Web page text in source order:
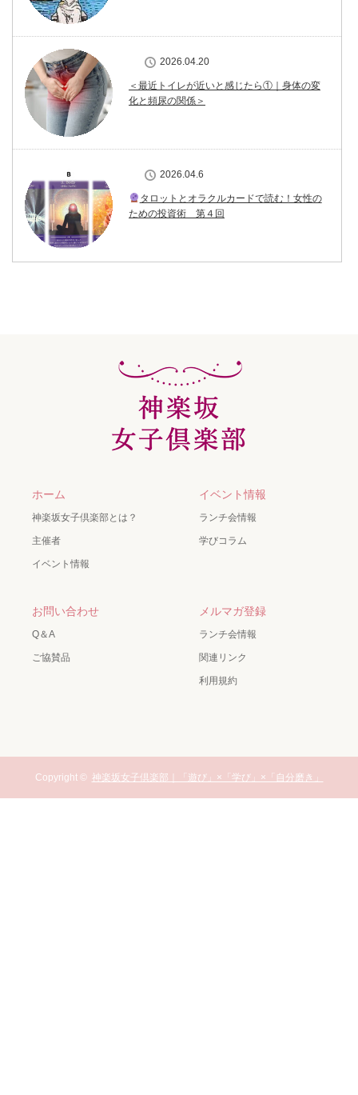
2026.04.20
＜最近トイレが近いと感じたら①｜身体の変
化と頻尿の関係＞
2026.04.6
タロットとオラクルカードで読む！女性の
ための投資術 第４回
ホーム
神楽坂女子倶楽部とは？
主催者
イベント情報
イベント情報
ランチ会情報
学びコラム
お問い合わせ
Q＆A
ご協賛品
メルマガ登録
ランチ会情報
関連リンク
利用規約
Copyright © 神楽坂女子倶楽部｜「遊び」×「学び」×「自分磨き」